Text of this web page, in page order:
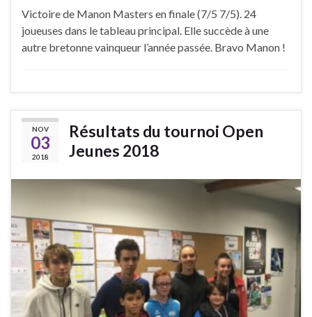
Victoire de Manon Masters en finale (7/5 7/5). 24
joueuses dans le tableau principal. Elle succède à une
autre bretonne vainqueur l’année passée. Bravo Manon !
NOV
03
2018
Résultats du tournoi Open
Jeunes 2018